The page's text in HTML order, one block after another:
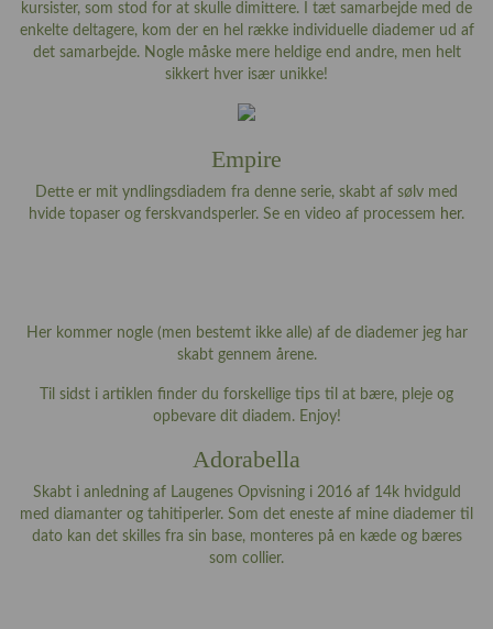
kursister, som stod for at skulle dimittere. I tæt samarbejde med de
enkelte deltagere, kom der en hel række individuelle diademer ud af
det samarbejde. Nogle måske mere heldige end andre, men helt
sikkert hver især unikke!
Empire
Dette er mit yndlingsdiadem fra denne serie, skabt af sølv med
hvide topaser og ferskvandsperler. Se en video af processem her.
Her kommer nogle (men bestemt ikke alle) af de diademer jeg har
skabt gennem årene.
Til sidst i artiklen finder du forskellige tips til at bære, pleje og
opbevare dit diadem. Enjoy!
Adorabella
Skabt i anledning af Laugenes Opvisning i 2016 af 14k hvidguld
med diamanter og tahitiperler. Som det eneste af mine diademer til
dato kan det skilles fra sin base, monteres på en kæde og bæres
som collier.